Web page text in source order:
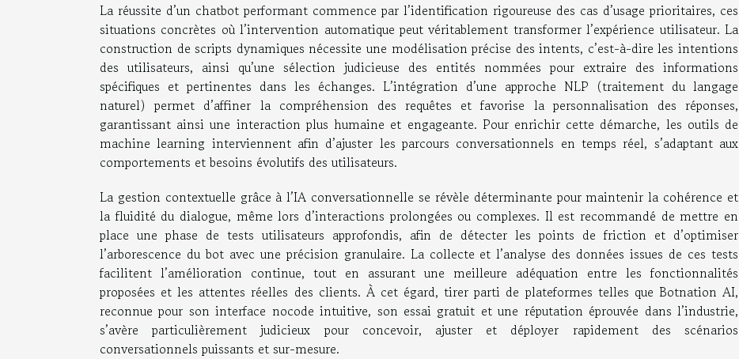
La réussite d’un chatbot performant commence par l’identification rigoureuse des cas d’usage prioritaires, ces
situations concrètes où l’intervention automatique peut véritablement transformer l’expérience utilisateur. La
construction de scripts dynamiques nécessite une modélisation précise des intents, c’est-à-dire les intentions
des utilisateurs, ainsi qu’une sélection judicieuse des entités nommées pour extraire des informations
spécifiques et pertinentes dans les échanges. L’intégration d’une approche NLP (traitement du langage
naturel) permet d’affiner la compréhension des requêtes et favorise la personnalisation des réponses,
garantissant ainsi une interaction plus humaine et engageante. Pour enrichir cette démarche, les outils de
machine learning interviennent afin d’ajuster les parcours conversationnels en temps réel, s’adaptant aux
comportements et besoins évolutifs des utilisateurs.
La gestion contextuelle grâce à l’IA conversationnelle se révèle déterminante pour maintenir la cohérence et
la fluidité du dialogue, même lors d’interactions prolongées ou complexes. Il est recommandé de mettre en
place une phase de tests utilisateurs approfondis, afin de détecter les points de friction et d’optimiser
l’arborescence du bot avec une précision granulaire. La collecte et l’analyse des données issues de ces tests
facilitent l’amélioration continue, tout en assurant une meilleure adéquation entre les fonctionnalités
proposées et les attentes réelles des clients. À cet égard, tirer parti de plateformes telles que Botnation AI,
reconnue pour son interface nocode intuitive, son essai gratuit et une réputation éprouvée dans l’industrie,
s’avère particulièrement judicieux pour concevoir, ajuster et déployer rapidement des scénarios
conversationnels puissants et sur-mesure.